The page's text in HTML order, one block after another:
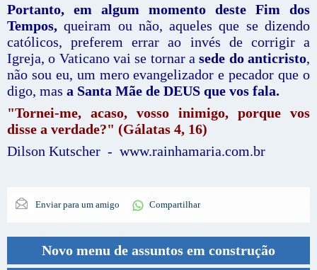
Portanto, em algum momento deste Fim dos
Tempos, queiram ou não, aqueles que se dizendo
católicos, preferem errar ao invés de corrigir a
Igreja, o Vaticano vai se tornar a sede do anticristo,
não sou eu, um mero evangelizador e pecador que o
digo, mas a Santa Mãe de DEUS que vos fala.
"Tornei-me, acaso, vosso inimigo, porque vos
disse a verdade?" (Gálatas 4, 16)
Dilson Kutscher - www.rainhamaria.com.br
Enviar para um amigo Compartilhar
Novo menu de assuntos em construção